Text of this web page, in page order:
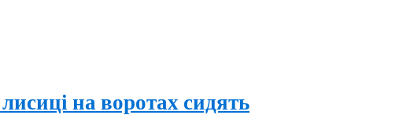
на воротах сидять